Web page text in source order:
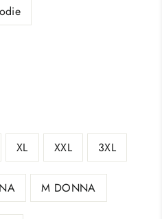
XL XXL 3XL
M DONNA